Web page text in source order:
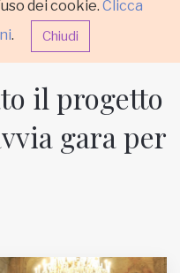
dei cookie. Clicca
. Chiudi
il progetto
gara per